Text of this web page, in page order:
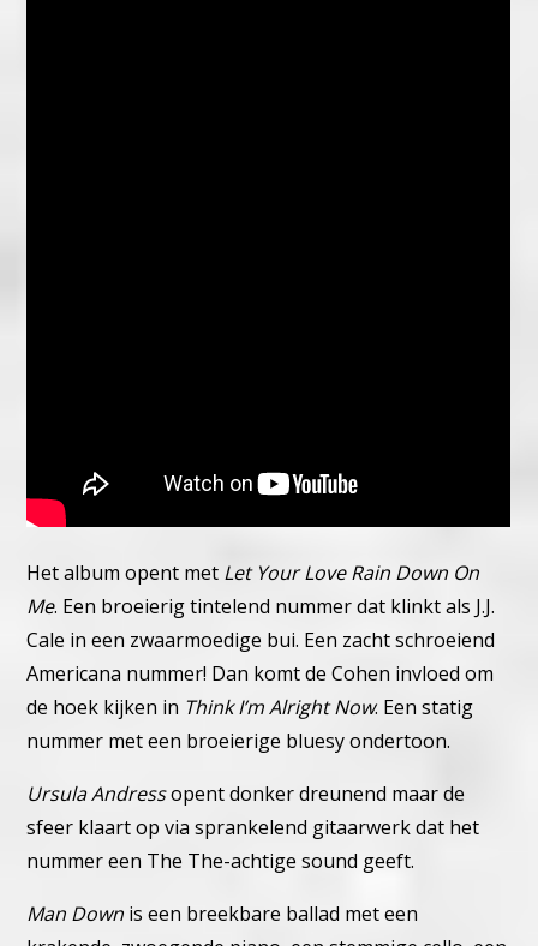
Het album opent met Let Your Love Rain Down On
Me. Een broeierig tintelend nummer dat klinkt als J.J.
Cale in een zwaarmoedige bui. Een zacht schroeiend
Americana nummer! Dan komt de Cohen invloed om
de hoek kijken in Think I’m Alright Now. Een statig
nummer met een broeierige bluesy ondertoon.
Ursula Andressopent donker dreunend maar de
sfeer klaart op via sprankelend gitaarwerk dat het
nummer een The The-achtige sound geeft.
Man Down is een breekbare ballad met een